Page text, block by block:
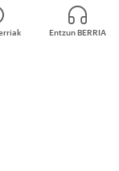
Entzun BERRIA
Egin zure